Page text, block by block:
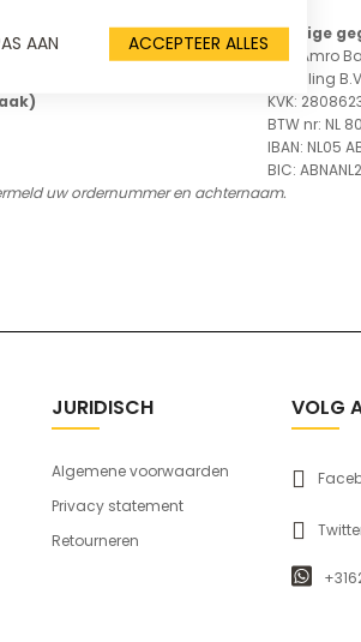
het snelste antwoord)
Overige
ABN Amro
Handling
KVK:
BTW nr: NL
IBAN: NL05
BIC:
uw ordernummer en achternaam.
JURIDISCH
Algemene voorwaarden
Privacy statement
Retourneren
VOLG
AAN ACCEPTEER ALLES